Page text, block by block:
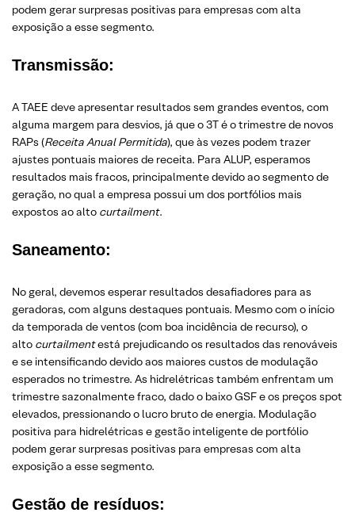
podem gerar surpresas positivas para empresas com alta
exposição a esse segmento.
Transmissão:
A TAEE deve apresentar resultados sem grandes eventos, com
alguma margem para desvios, já que o 3T é o trimestre de novos
RAPs (Receita Anual Permitida), que às vezes podem trazer
ajustes pontuais maiores de receita. Para ALUP, esperamos
resultados mais fracos, principalmente devido ao segmento de
geração, no qual a empresa possui um dos portfólios mais
expostos ao alto curtailment.
Saneamento:
No geral, devemos esperar resultados desafiadores para as
geradoras, com alguns destaques pontuais. Mesmo com o início
da temporada de ventos (com boa incidência de recurso), o
alto curtailmentestá prejudicando os resultados das renováveis
e se intensificando devido aos maiores custos de modulação
esperados no trimestre. As hidrelétricas também enfrentam um
trimestre sazonalmente fraco, dado o baixo GSF e os preços spot
elevados, pressionando o lucro bruto de energia. Modulação
positiva para hidrelétricas e gestão inteligente de portfólio
podem gerar surpresas positivas para empresas com alta
exposição a esse segmento.
Gestão de resíduos: